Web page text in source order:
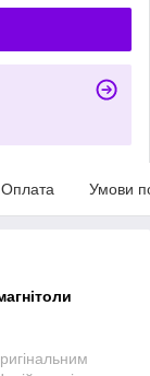
Оплата Умови